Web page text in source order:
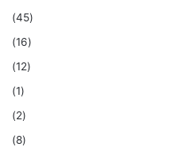
(45)
(16)
(12)
(1)
(2)
(8)